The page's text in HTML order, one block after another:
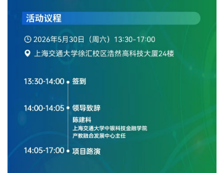
TFMBA考生登录
在校生登录